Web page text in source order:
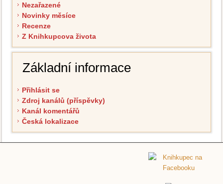
Nezařazené
Novinky měsíce
Recenze
Z Knihkupcova života
Základní informace
Přihlásit se
Zdroj kanálů (příspěvky)
Kanál komentářů
Česká lokalizace